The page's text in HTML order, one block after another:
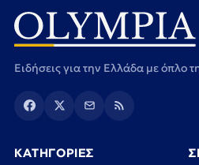
Ειδήσεις για την Ελλάδα με όπλο
ΚΑΤΗΓΟΡΙΕΣ